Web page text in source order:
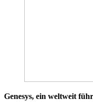
Genesys, ein weltweit